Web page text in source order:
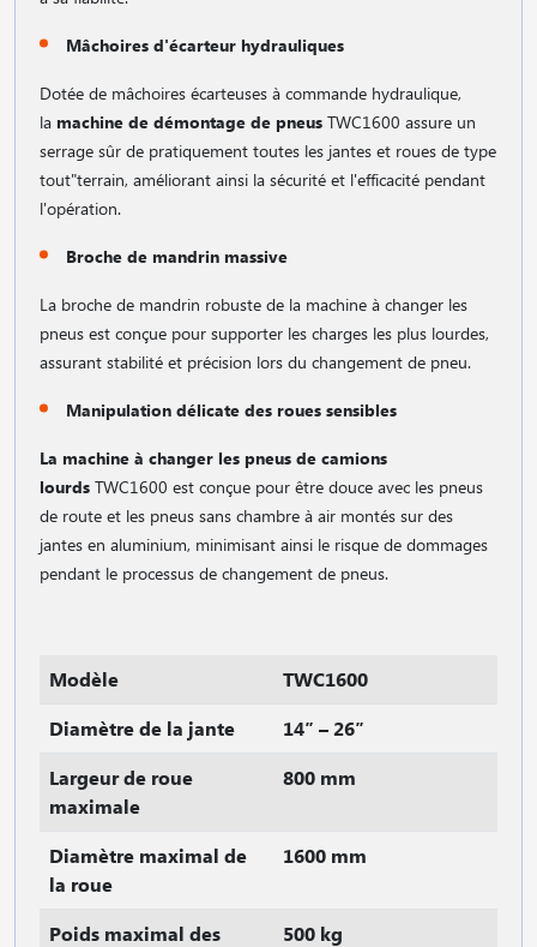
Mâchoires d'écarteur hydrauliques
Dotée de mâchoires écarteuses à commande hydraulique,
la machine de démontage de pneus TWC1600 assure un
serrage sûr de pratiquement toutes les jantes et roues de type
tout"terrain, améliorant ainsi la sécurité et l'efficacité pendant
l'opération.
Broche de mandrin massive
La broche de mandrin robuste de la machine à changer les
pneus est conçue pour supporter les charges les plus lourdes,
assurant stabilité et précision lors du changement de pneu.
Manipulation délicate des roues sensibles
La machine à changer les pneus de camions
lourds TWC1600 est conçue pour être douce avec les pneus
de route et les pneus sans chambre à air montés sur des
jantes en aluminium, minimisant ainsi le risque de dommages
pendant le processus de changement de pneus.
Modèle
TWC1600
Diamètre de la jante
14″ – 26″
Largeur de roue
maximale
800 mm
Diamètre maximal de
la roue
1600 mm
Poids maximal des
500 kg